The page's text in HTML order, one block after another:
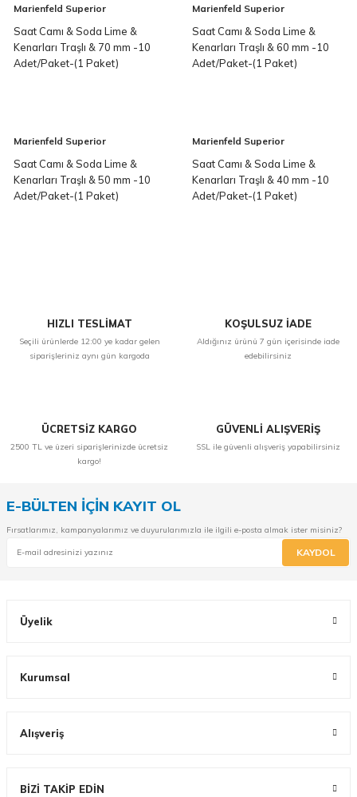
Marienfeld Superior
Saat Camı & Soda Lime &
Kenarları Traşlı & 70 mm -10
Adet/Paket-(1 Paket)
Marienfeld Superior
Saat Camı & Soda Lime &
Kenarları Traşlı & 60 mm -10
Adet/Paket-(1 Paket)
Marienfeld Superior
Saat Camı & Soda Lime &
Kenarları Traşlı & 50 mm -10
Adet/Paket-(1 Paket)
Marienfeld Superior
Saat Camı & Soda Lime &
Kenarları Traşlı & 40 mm -10
Adet/Paket-(1 Paket)
HIZLI TESLİMAT
Seçili ürünlerde 12:00 ye kadar gelen
siparişleriniz aynı gün kargoda
KOŞULSUZ İADE
Aldığınız ürünü 7 gün içerisinde iade
edebilirsiniz
ÜCRETSİZ KARGO
2500 TL ve üzeri siparişlerinizde ücretsiz
kargo!
GÜVENLİ ALIŞVERİŞ
SSL ile güvenli alışveriş yapabilirsiniz
E-BÜLTEN İÇİN KAYIT OL
Fırsatlarımız, kampanyalarımız ve duyurularımızla ile ilgili e-posta almak ister misiniz?
KAYDOL
Üyelik
Kurumsal
Alışveriş
BİZİ TAKİP EDİN